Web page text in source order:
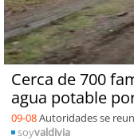
Cerca de 700
agua potable
09-08Autoridades se
soyvaldivia